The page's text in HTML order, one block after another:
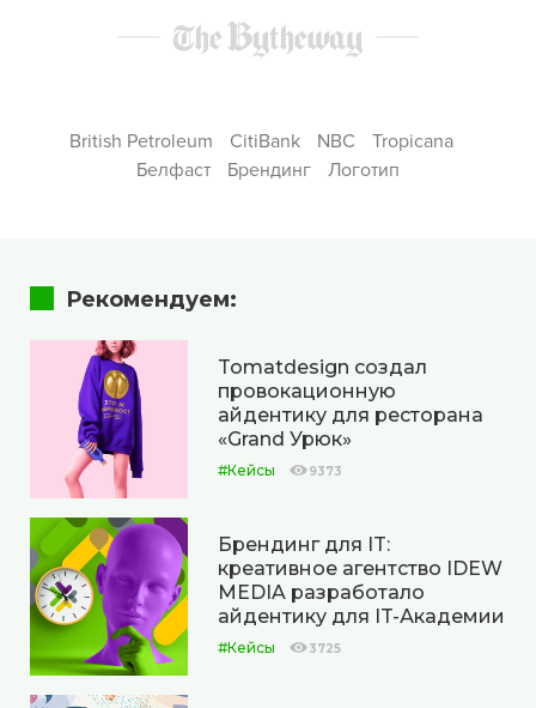
British Petroleum CitiBank NBC
Tropicana
Белфаст
Брендинг Логотип
Рекомендуем:
Tomatdesign создал
провокационную
айдентику для ресторана
«Grand Урюк»
#Кейсы 9373
Брендинг для IT:
креативное агентство IDEW
MEDIA разработало
айдентику для IT-Академии
#Кейсы 3725